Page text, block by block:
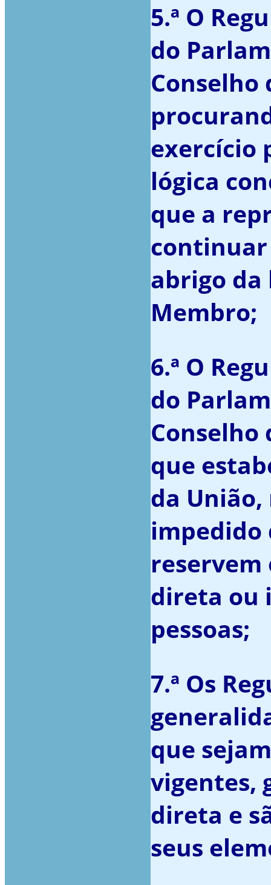
5.ª O
do
Conselho
exercício
lógica
que a
continuar
abrigo da
Membro;
6.ª O
do
Conselho
que
da
impedido
direta ou
pessoas;
7.ª Os
que
vigentes,
direta e
seus